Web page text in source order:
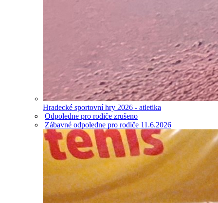
Hradecké sportovní hry 2026 - atletika
Odpoledne pro rodiče zrušeno
Zábavné odpoledne pro rodiče 11.6.2026